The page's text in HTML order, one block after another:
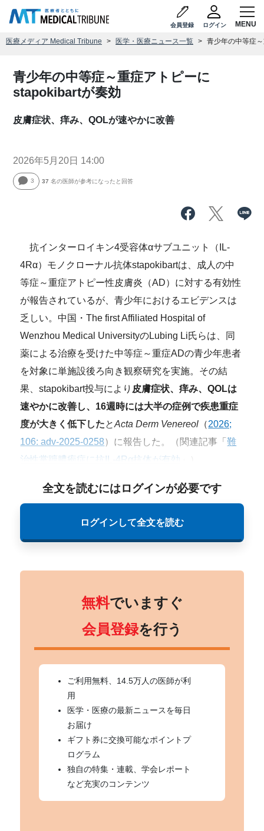
会員登録 ログイン
医療メディア Medical Tribune 医学・医療ニュース一覧 青少年の中等症
青少年の中等症～重症アトピーに
stapokibartが奏効
皮膚症状、痒み、QOLが速やかに改善
2026年5月20日 14:00
3 37 名の医師が参考になったと回答
抗インターロイキン4受容体αサブユニット（IL-
4Rα）モノクローナル抗体stapokibartは、成人の中
等症～重症アトピー性皮膚炎（AD）に対する有効性
が報告されているが、青少年におけるエビデンスは
乏しい。中国・The first Affiliated Hospital of
Wenzhou Medical UniversityのLubing Li氏らは、同
薬による治療を受けた中等症～重症ADの青少年患者
を対象に単施設後ろ向き観察研究を実施。その結
果、stapokibart投与により 皮膚症状、痒み、QOLは
速やかに改善し、16週時には大半の症例で疾患重症
度が大きく低下したとActa Derm Venereol （2026;
106: adv-2025-0258）に報告した。（関連記事「難
治性掌蹠膿疱症に抗IL-4Rα抗体が有効
全文を読むにはログインが必要です
ログインして全文を読む
無料でいますぐ
会員登録を行う
ご利用無料、14.5万人の医師が利
用
医学・医療の最新ニュースを毎日
お届け
ギフト券に交換可能なポイントプ
ログラム
独自の特集・連載、学会レポート
など充実のコンテンツ